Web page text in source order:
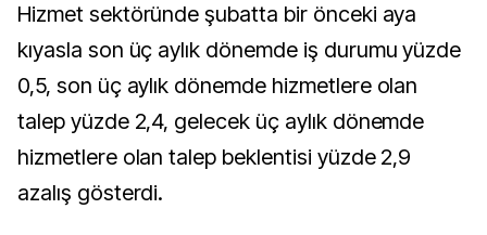
Hizmet sektöründe şubatta bir önceki aya
kıyasla son üç aylık dönemde iş durumu yüzde
0,5, son üç aylık dönemde hizmetlere olan
talep yüzde 2,4, gelecek üç aylık dönemde
hizmetlere olan talep beklentisi yüzde 2,9
azalış gösterdi.